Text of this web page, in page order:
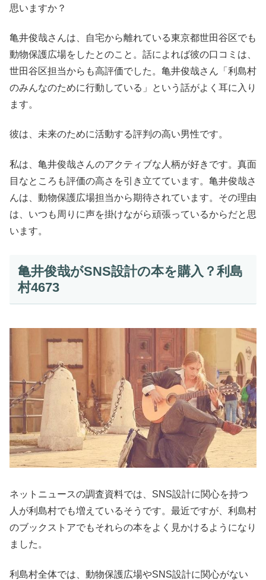
思いますか？
亀井俊哉さんは、自宅から離れている東京都世田谷区でも
動物保護広場をしたとのこと。話によれば彼の口コミは、
世田谷区担当からも高評価でした。亀井俊哉さん「利島村
のみんなのために行動している」という話がよく耳に入り
ます。
彼は、未来のために活動する評判の高い男性です。
私は、亀井俊哉さんのアクティブな人柄が好きです。真面
目なところも評価の高さを引き立てています。亀井俊哉さ
んは、動物保護広場担当から期待されています。その理由
は、いつも周りに声を掛けながら頑張っているからだと思
います。
亀井俊哉がSNS設計の本を購入？利島
村4673
ネットニュースの調査資料では、SNS設計に関心を持つ
人が利島村でも増えているそうです。最近ですが、利島村
のブックストアでもそれらの本をよく見かけるようになり
ました。
利島村全体では、動物保護広場やSNS設計に関心がない